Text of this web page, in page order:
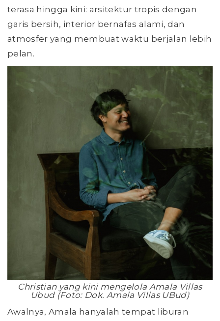
terasa hingga kini: arsitektur tropis dengan
garis bersih, interior bernafas alami, dan
atmosfer yang membuat waktu berjalan lebih
pelan.
Christian yang kini mengelola Amala Villas
Ubud (Foto: Dok. Amala Villas UBud)
Awalnya, Amala hanyalah tempat liburan